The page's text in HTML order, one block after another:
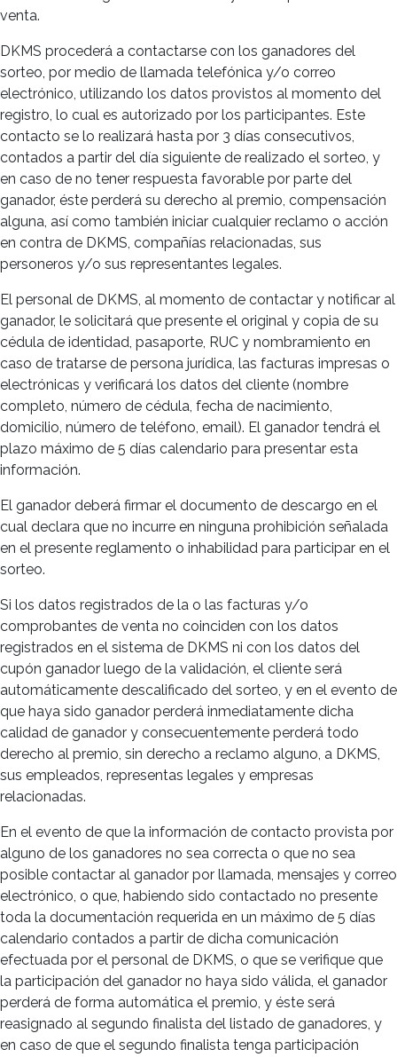
venta.
DKMS procederá a contactarse con los ganadores del
sorteo, por medio de llamada telefónica y/o correo
electrónico, utilizando los datos provistos al momento del
registro, lo cual es autorizado por los participantes. Este
contacto se lo realizará hasta por 3 días consecutivos,
contados a partir del día siguiente de realizado el sorteo, y
en caso de no tener respuesta favorable por parte del
ganador, éste perderá su derecho al premio, compensación
alguna, así como también iniciar cualquier reclamo o acción
en contra de DKMS, compañías relacionadas, sus
personeros y/o sus representantes legales.
El personal de DKMS, al momento de contactar y notificar al
ganador, le solicitará que presente el original y copia de su
cédula de identidad, pasaporte, RUC y nombramiento en
caso de tratarse de persona jurídica, las facturas impresas o
electrónicas y verificará los datos del cliente (nombre
completo, número de cédula, fecha de nacimiento,
domicilio, número de teléfono, email). El ganador tendrá el
plazo máximo de 5 días calendario para presentar esta
información.
El ganador deberá firmar el documento de descargo en el
cual declara que no incurre en ninguna prohibición señalada
en el presente reglamento o inhabilidad para participar en el
sorteo.
Si los datos registrados de la o las facturas y/o
comprobantes de venta no coinciden con los datos
registrados en el sistema de DKMS ni con los datos del
cupón ganador luego de la validación, el cliente será
automáticamente descalificado del sorteo, y en el evento de
que haya sido ganador perderá inmediatamente dicha
calidad de ganador y consecuentemente perderá todo
derecho al premio, sin derecho a reclamo alguno, a DKMS,
sus empleados, representas legales y empresas
relacionadas.
En el evento de que la información de contacto provista por
alguno de los ganadores no sea correcta o que no sea
posible contactar al ganador por llamada, mensajes y correo
electrónico, o que, habiendo sido contactado no presente
toda la documentación requerida en un máximo de 5 días
calendario contados a partir de dicha comunicación
efectuada por el personal de DKMS, o que se verifique que
la participación del ganador no haya sido válida, el ganador
perderá de forma automática el premio, y éste será
reasignado al segundo finalista del listado de ganadores, y
en caso de que el segundo finalista tenga participación